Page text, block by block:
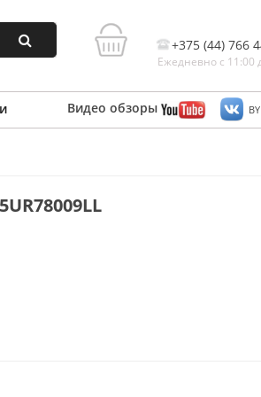
+375 (44) 766
Ежедневно с 11:00
Видео обзоры